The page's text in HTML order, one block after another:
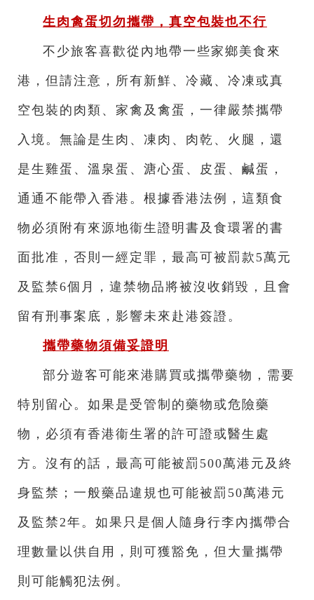
生肉禽蛋切勿攜帶，真空包裝也不行
不少旅客喜歡從內地帶一些家鄉美食來
港，但請注意，所有新鮮、冷藏、冷凍或真
空包裝的肉類、家禽及禽蛋，一律嚴禁攜帶
入境。無論是生肉、凍肉、肉乾、火腿，還
是生雞蛋、溫泉蛋、溏心蛋、皮蛋、鹹蛋，
通通不能帶入香港。根據香港法例，這類食
物必須附有來源地衞生證明書及食環署的書
面批准，否則一經定罪，最高可被罰款5萬元
及監禁6個月，違禁物品將被沒收銷毀，且會
留有刑事案底，影響未來赴港簽證。
攜帶藥物須備妥證明
部分遊客可能來港購買或攜帶藥物，需要
特別留心。如果是受管制的藥物或危險藥
物，必須有香港衞生署的許可證或醫生處
方。沒有的話，最高可能被罰500萬港元及終
身監禁；一般藥品違規也可能被罰50萬港元
及監禁2年。如果只是個人隨身行李內攜帶合
理數量以供自用，則可獲豁免，但大量攜帶
則可能觸犯法例。